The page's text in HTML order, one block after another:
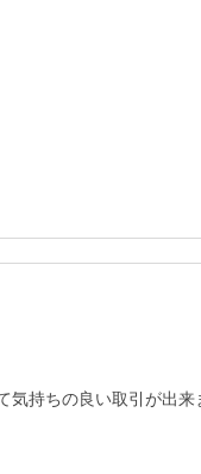
持ちの良い取引が出